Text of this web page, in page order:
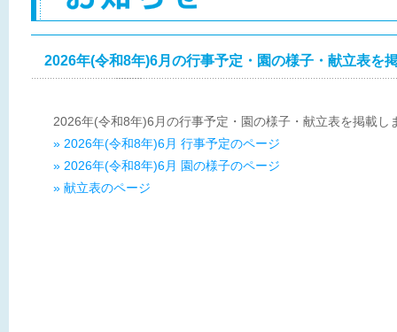
2026年(令和8年)6月の行事予定・園の様子・献立表を
2026年(令和8年)6月の行事予定・園の様子・献立表を掲載し
» 2026年(令和8年)6月 行事予定のページ
» 2026年(令和8年)6月 園の様子のページ
» 献立表のページ